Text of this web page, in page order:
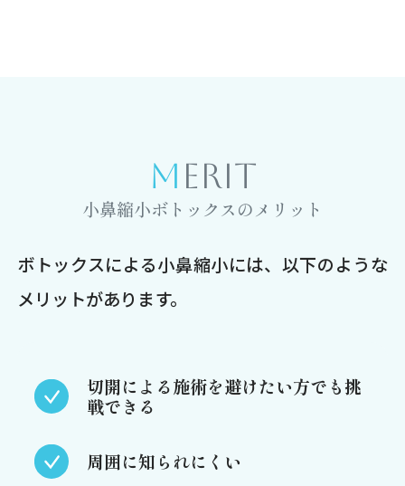
MERIT
小鼻縮小ボトックスのメリット
ボトックスによる小鼻縮小には、以下のような
メリットがあります。
切開による施術を避けたい方でも挑
戦できる
周囲に知られにくい